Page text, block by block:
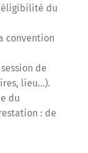
du
convention
de
lieu…).
du
: de